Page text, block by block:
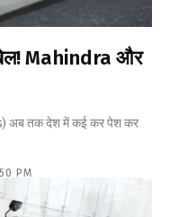
Mahindra और
अब तक देश में कई कर पेश कर
PM